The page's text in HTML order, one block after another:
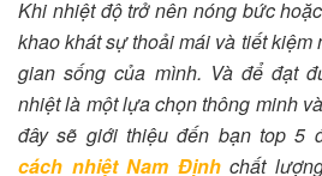
Khi nhiệt độ trở nên nóng bức
khao khát sự thoải mái và tiết
gian sống của mình. Và để đạt
nhiệt là một lựa chọn thông minh
đây sẽ giới thiệu đến bạn top 5
cách nhiệt Nam Địnhchất